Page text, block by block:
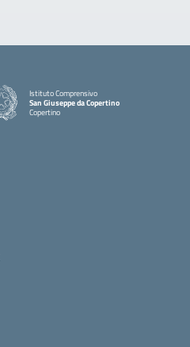
Istituto Comprensivo
San Giuseppe da Copertino
Copertino
— Visita la pagina iniziale della scuola